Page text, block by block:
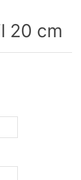
20 cm